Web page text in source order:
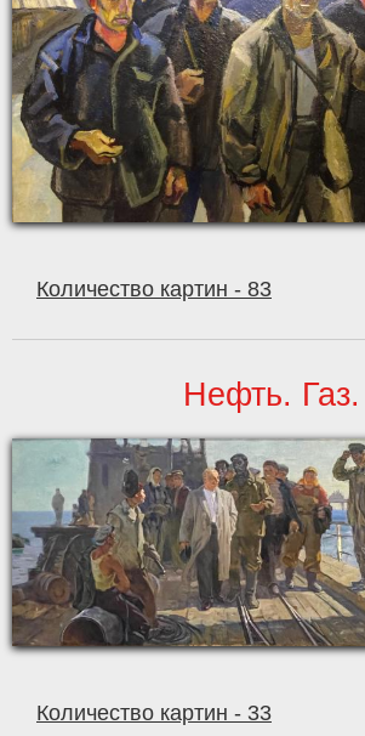
Количество картин - 83
Нефть. Газ.
Количество картин - 33